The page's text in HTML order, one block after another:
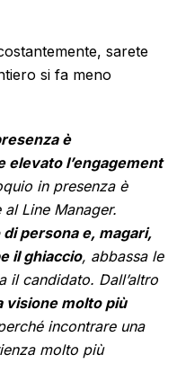
sarete
si fa meno
è
l’engagement
in presenza è
Line Manager.
persona e, magari,
il ghiaccio, abbassa le
il candidato. Dall’altro
visione molto più
incontrare una
molto più